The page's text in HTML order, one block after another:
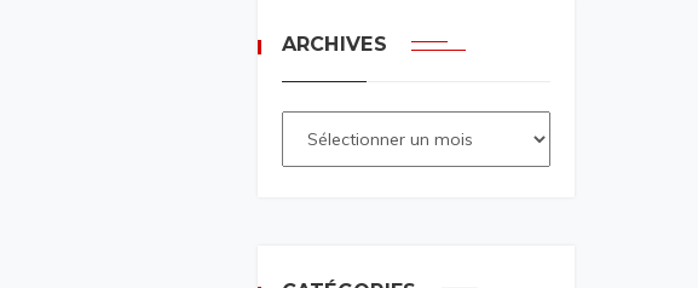
ARCHIVES